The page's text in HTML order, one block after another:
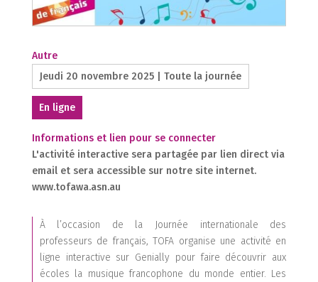
Autre
Jeudi 20 novembre 2025 | Toute la journée
En ligne
Informations et lien pour se connecter
L'activité interactive sera partagée par lien direct via
email et sera accessible sur notre site internet.
www.tofawa.asn.au
À l’occasion de la Journée internationale des
professeurs de français, TOFA organise une activité en
ligne interactive sur Genially pour faire découvrir aux
écoles la musique francophone du monde entier. Les